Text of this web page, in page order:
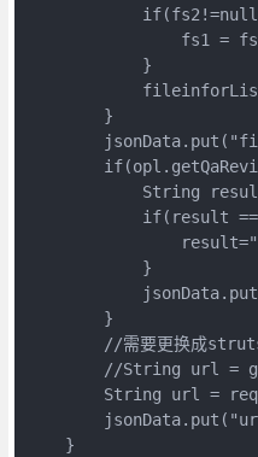
fs1 =
            }
        }
String
if(result
            }
        }
//需要更换成
//String url =
String url =
    }